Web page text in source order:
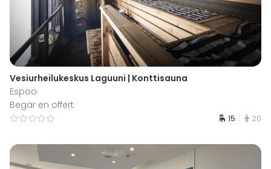
Vesiurheilukeskus Laguuni | Konttisauna
Espoo
Begär en offert
15 20